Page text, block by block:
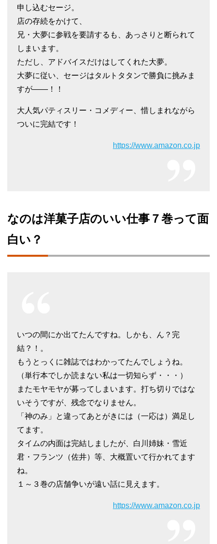
申し込むセージ。
店の存続をかけて、
兄・大夢に参戦を要請するも、あっさりと断られて
しまいます。
ただし、アドバイスだけはしてくれた大夢。
大夢に従い、セージはタルトタタンで勝負に挑みま
すが――！！
大人気パティスリー・コメディー、惜しまれながら
ついに完結です！
https://www.amazon.co.jp
なのは洋菓子店のいい仕事７巻って面
白い？
いつの間にか出てたんですね。しかも、ん？完
結？！。
もうとっくに雑誌ではわかってたんでしょうね。
（単行本でしか読まない私は一切知らず・・・）
またモヤモヤが募ってしまいます。打ち切りではな
いそうですが、残念でなりません。
「神のみ」と違ってあとがきには（一応は）満足し
てます。
タイムの内面は完結しましたが、白川姉妹・雪近
君・フランツ（佐井）等、大概置いて行かれてます
ね。
１～３巻の店舗争いが遠い話に見えます。
https://www.amazon.co.jp